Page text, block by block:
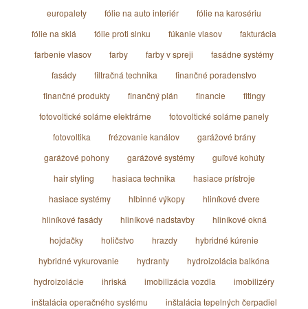
europalety
fólie na auto interiér
fólie na karosériu
fólie na sklá
fólie proti slnku fúkanie vlasov
fakturácia
farbenie vlasov
farby farby v spreji
fasádne systémy
fasády
filtračná technika
finančné poradenstvo
finančné produkty
finančný plán financie
fitingy
fotovoltické solárne elektrárne
fotovoltické solárne panely
fotovoltika
frézovanie kanálov
garážové brány
garážové pohony
garážové systémy
guľové kohúty
hair styling
hasiaca technika
hasiace prístroje
hasiace systémy
hlbinné výkopy
hliníkové dvere
hliníkové fasády
hliníkové nadstavby
hliníkové okná
hojdačky
holičstvo hrazdy
hybridné kúrenie
hybridné vykurovanie
hydranty
hydroizolácia balkóna
hydroizolácie
ihriská imobilizácia vozdla
imobilizéry
inštalácia operačného systému
inštalácia tepelných čerpadiel